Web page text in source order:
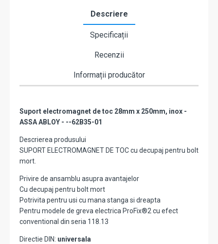
Descriere
Specificații
Recenzii
Informații producător
Suport electromagnet de toc 28mm x 250mm, inox -
ASSA ABLOY - --62B35-01
Descrierea produsului
SUPORT ELECTROMAGNET DE TOC cu decupaj pentru bolt
mort.
Privire de ansamblu asupra avantajelor
Cu decupaj pentru bolt mort
Potrivita pentru usi cu mana stanga si dreapta
Pentru modele de greva electrica ProFix®2 cu efect
conventional din seria 118.13
Directie DIN: universala